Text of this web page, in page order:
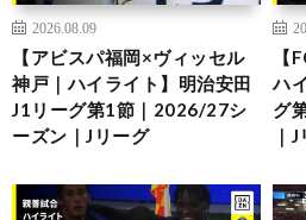
2026.08.09
【アビスパ福岡×ヴィッセル
神戸｜ハイライト】明治安田
J1リーグ第1節｜2026/27シ
ーズン｜Jリーグ
【
ハ
グ
｜